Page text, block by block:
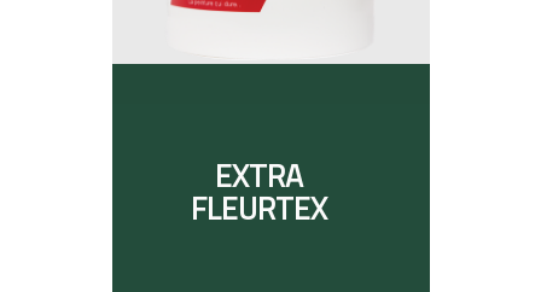
EXTRA
FLEURTEX